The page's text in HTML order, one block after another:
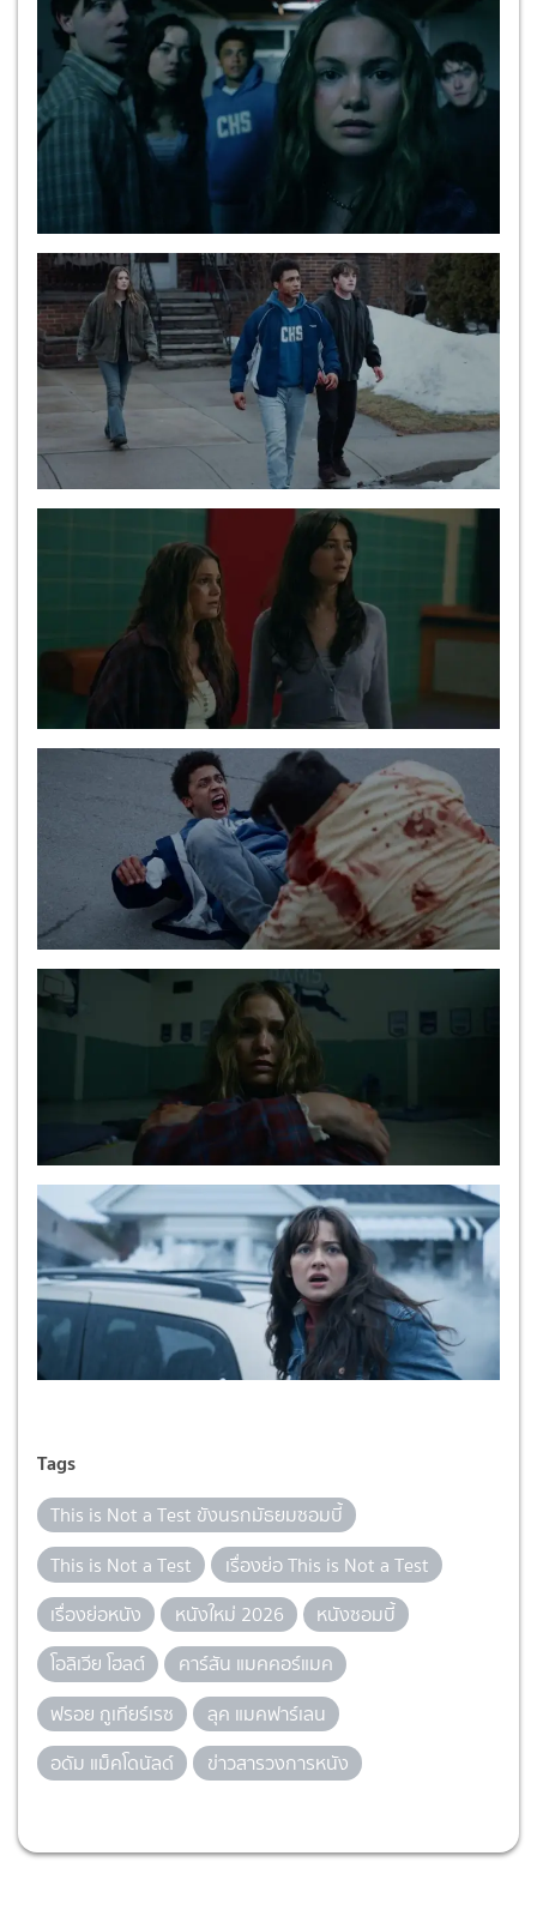
Tags
This is Not a Test ขังนรกมัธยมซอมบี้
This is Not a Test
เรื่องย่อ This is Not a Test
เรื่องย่อหนัง
หนังใหม่ 2026
หนังซอมบี้
โอลิเวีย โฮลต์
คาร์สัน แมคคอร์แมค
ฟรอย กูเทียร์เรซ
ลุค แมคฟาร์เลน
อดัม แม็คโดนัลด์
ข่าวสารวงการหนัง